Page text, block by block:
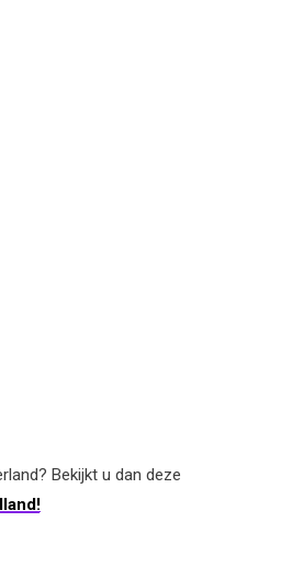
Bekijkt u dan deze